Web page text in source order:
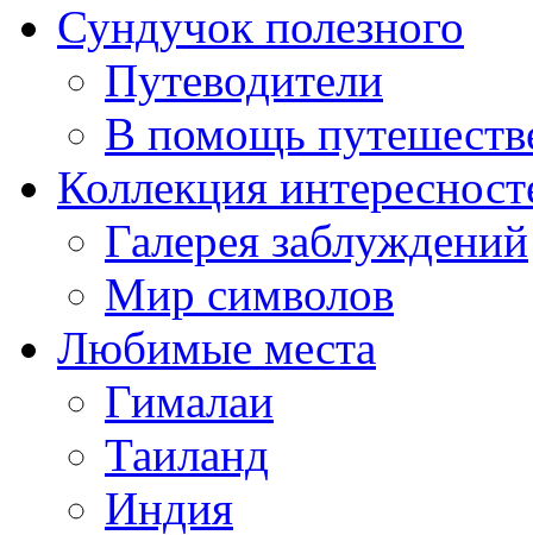
Сундучок полезного
Путеводители
В помощь
Коллекция
Галерея заблуждений
Мир символов
Любимые места
Гималаи
Таиланд
Индия